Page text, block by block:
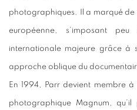
photographiques. Il a marqué de
européenne, s’imposant
internationale majeure grâce à
approche oblique du
En 1994, Parr devient membre
photographique Magnum,